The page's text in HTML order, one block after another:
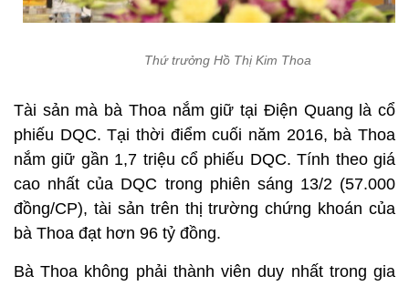
Thứ trưởng Hồ Thị Kim Thoa
Tài sản mà bà Thoa nắm giữ tại Điện Quang là cổ
phiếu DQC. Tại thời điểm cuối năm 2016, bà Thoa
nắm giữ gần 1,7 triệu cổ phiếu DQC. Tính theo giá
cao nhất của DQC trong phiên sáng 13/2 (57.000
đồng/CP), tài sản trên thị trường chứng khoán của
bà Thoa đạt hơn 96 tỷ đồng.
Bà Thoa không phải thành viên duy nhất trong gia